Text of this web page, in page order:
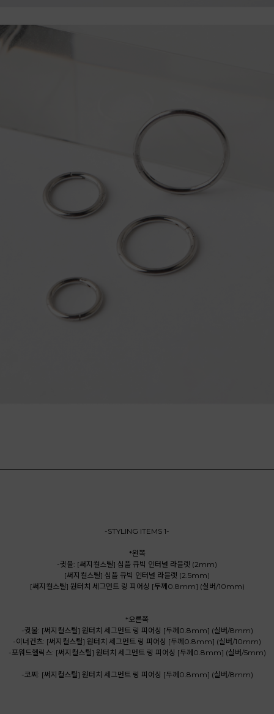
-STYLING ITEMS 1-
*왼쪽
-귓불: [써지컬스틸] 심플 큐빅 인터널 라블렛 (2mm)
[써지컬스틸] 심플 큐빅 인터널 라블렛 (2.5mm)
[써지컬스틸] 원터치 세그먼트 링 피어싱 [두께0.8mm] (실버/10mm)
*오른쪽
-귓불: [써지컬스틸] 원터치 세그먼트 링 피어싱 [두께0.8mm] (실버/8mm)
-이너컨츠: [써지컬스틸] 원터치 세그먼트 링 피어싱 [두께0.8mm] (실버/10mm)
-포워드헬릭스: [써지컬스틸] 원터치 세그먼트 링 피어싱 [두께0.8mm] (실버/5mm)
-코찌: [써지컬스틸] 원터치 세그먼트 링 피어싱 [두께0.8mm] (실버/8mm)